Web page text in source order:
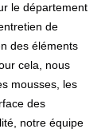
le département
de
des éléments
cela, nous
mousses, les
des
notre équipe